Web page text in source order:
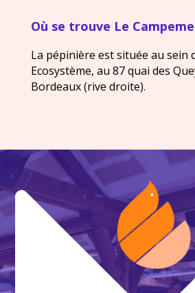
Où se trouve Le
La pépinière est située au sein
Ecosystème, au 87 quai des
Bordeaux (rive droite).